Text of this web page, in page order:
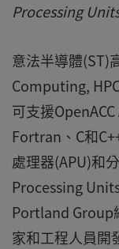
Processing
意法半導體(ST)
Computing,
可支援
Fortran、C和
處理器(APU)和
Processing
Portland Group
家和工程人員開